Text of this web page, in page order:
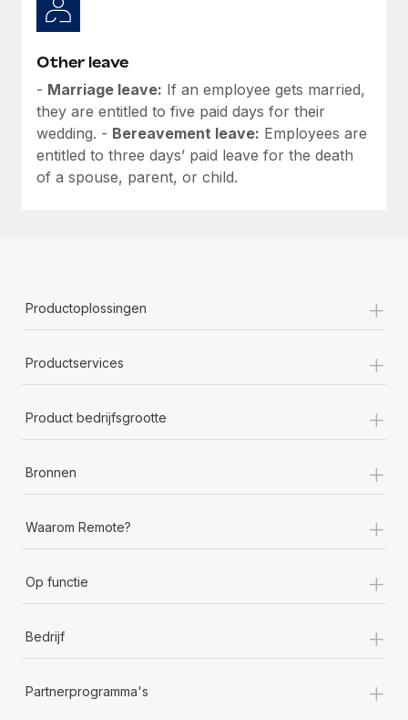
Other leave
- Marriage leave: If an employee gets married,
they are entitled to five paid days for their
wedding. - Bereavement leave: Employees are
entitled to three days’ paid leave for the death
of a spouse, parent, or child.
Productoplossingen +
Productservices +
Product bedrijfsgrootte +
Bronnen +
Waarom Remote? +
Op functie +
Bedrijf +
Partnerprogramma's +